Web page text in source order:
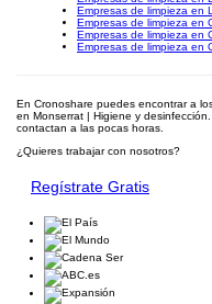
Empresas de limpieza en
Empresas de limpieza en
Empresas de limpieza en
Empresas de limpieza en
En Cronoshare puedes encontrar a
en Monserrat | Higiene y
contactan a las pocas horas.
¿Quieres trabajar con nosotros?
Regístrate Gratis